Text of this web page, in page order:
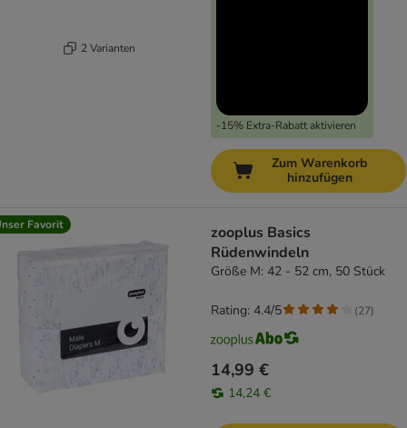
2 Varianten
-15% Extra-Rabatt aktivieren
Zum Warenkorb
hinzufügen
Favorit
zooplus Basics
Rüdenwindeln
Größe M: 42 - 52 cm, 50 Stück
14,99 €
14,24 €
Rating: 4.4/5 (27)